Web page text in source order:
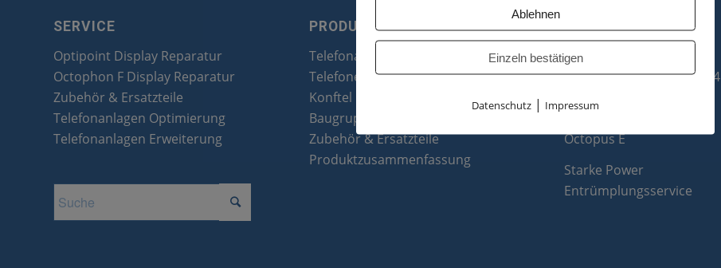
SERVICE
Optipoint Display Reparatur
Octophon F Display Reparatur
Zubehör & Ersatzteile
Telefonanlagen Optimierung
Telefonanlagen Erweiterung
PRODUKTE
Telefonanlagen
Telefone
Konftel Konferenztelefone
Baugruppen
Zubehör & Ersatzteile
Produktzusammenfassung
PARTNER
optiPoint 500
Telefonanlagen Service 24
Octopus E
Starke Power
Entrümplungsservice
Ablehnen
Einzeln bestätigen
Datenschutz | Impressum